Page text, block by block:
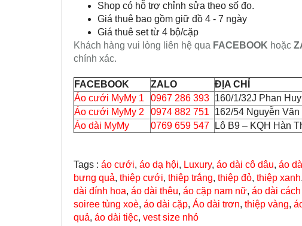
Shop có hỗ trợ chỉnh sửa theo số đo.
Giá thuê bao gồm giữ đồ 4 - 7 ngày
Giá thuê set từ 4 bộ/cặp
Khách hàng vui lòng liên hệ qua FACEBOOK hoặc
chính xác.
FACEBOOK ZALO
ĐỊA CHỈ
Áo cưới MyMy 1
0967 286 393 160/1/32J Phan
Áo cưới MyMy 2
0974 882 751
162/54 Nguyễn
Áo dài MyMy
0769 659 547 Lô B9 – KQH Hàn
Tags : áo cưới, áo dạ hội, Luxury, áo dài cô dâu, áo
bưng quả, thiệp cưới, thiệp trắng, thiệp đỏ, thiệp xanh,
dài đính hoa, áo dài thêu, áo cặp nam nữ, áo dài cách
soiree tùng xoè, áo dài cặp, Áo dài trơn, thiệp vàng,
quả, áo dài tiệc, vest size nhỏ